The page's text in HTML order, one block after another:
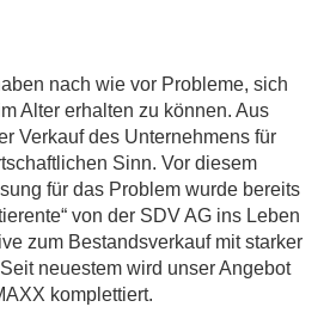
nach wie vor Probleme, sich
Alter erhalten zu können. Aus
Verkauf des Unternehmens für
Sinn. Vor diesem
für das Problem wurde bereits
von der SDV AG ins Leben
zum Bestandsverkauf mit starker
neuestem wird unser Angebot
komplettiert.